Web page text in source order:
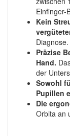
Einfinger-
Kein
Diagnose.
Präzise
Hand.
der
Sowohl
Pupillen
Die
Orbita an